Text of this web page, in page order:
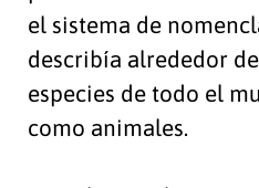
el sistema de
describía alrededor
especies de todo el
como animales.